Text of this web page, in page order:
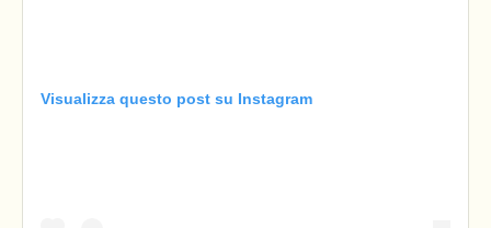
Visualizza questo post su Instagram